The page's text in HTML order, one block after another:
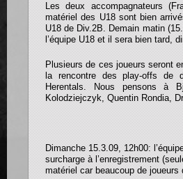
Les deux accompagnateurs
matériel des U18 sont bien
U18 de Div.2B. Demain matin
l’équipe U18 et il sera bien tard,
Plusieurs de ces joueurs seront
la rencontre des play-offs de
Herentals. Nous pensons à
Kolodziejczyk, Quentin Rondia,
Dimanche 15.3.09, 12h00:
surcharge à l’enregistrement
matériel car beaucoup de